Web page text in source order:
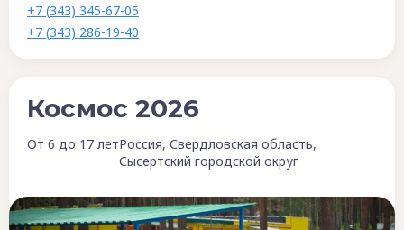
+7 (343) 345-67-05
+7 (343) 286-19-40
Космос 2026
От 6 до 17 летРоссия, Свердловская область,
Сысертский городской округ